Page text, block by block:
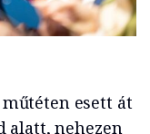
esett át
alatt, nehezen